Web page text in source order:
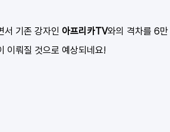
서 기존 강자인 아프리카TV와의 격차를 6만
이뤄질 것으로 예상되네요!